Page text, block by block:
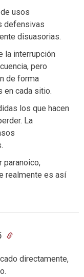
usos
defensivas
disuasorias.
la interrupción
pero
de forma
en cada sitio.
los que hacen
La
paranoico,
realmente es así
directamente,